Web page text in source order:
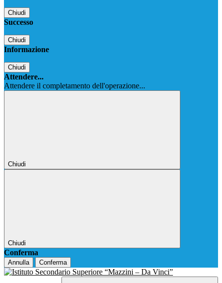
Chiudi
Successo
Chiudi
Informazione
Chiudi
Attendere...
Attendere il completamento dell'operazione...
Chiudi
Chiudi
Conferma
Annulla Conferma